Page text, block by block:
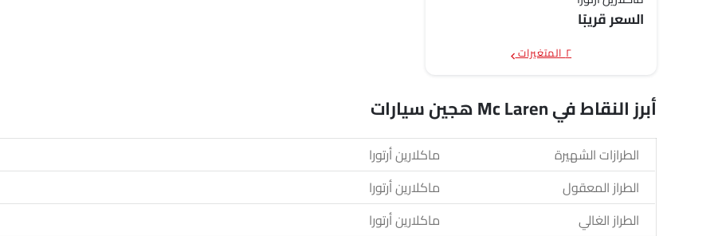
السعر قريبًا
٢ المتغيرات
أبرز النقاط في Mc Laren هجين سيارات
الطرازات الشهيرة
ماكلارين أرتورا
الطراز المعقول
ماكلارين أرتورا
الطراز الغالي
ماكلارين أرتورا